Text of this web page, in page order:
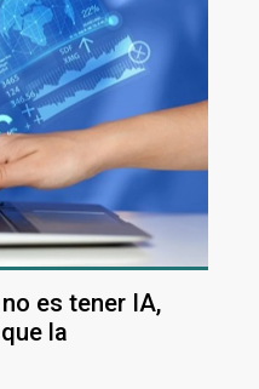
es tener IA,
la